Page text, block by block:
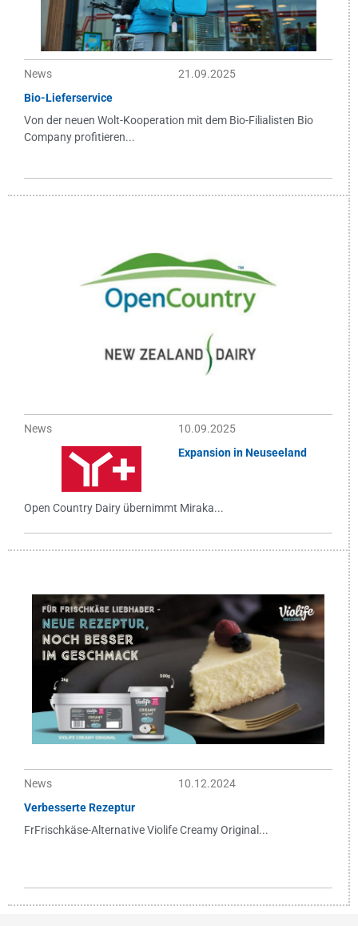
News
21.09.2025
Bio-Lieferservice
Von der neuen Wolt-Kooperation mit dem Bio-Filialisten Bio
Company profitieren...
News
10.09.2025
Expansion in Neuseeland
Open Country Dairy übernimmt Miraka...
News
10.12.2024
Verbesserte Rezeptur
FrFrischkäse-Alternative Violife Creamy Original...